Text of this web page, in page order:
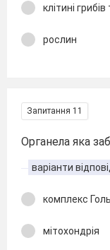
клітині
рослин
Запитання 11
Органела яка
варіанти
комплекс
мітохондрія